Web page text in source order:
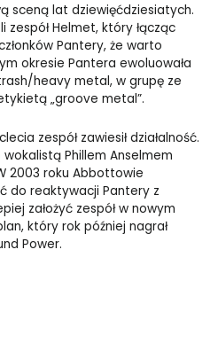
sceną lat dziewięćdziesiatych.
zespół Helmet, który łącząc
Pantery, że warto
okresie Pantera ewoluowała
heavy metal, w grupę ze
„groove metal”.
zespół zawiesił działalność.
Phillem Anselmem
2003 roku Abbottowie
do reaktywacji Pantery z
założyć zespół w nowym
który rok później nagrał
Power.